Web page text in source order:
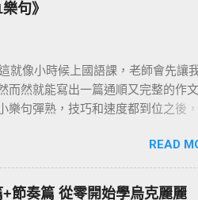
句》
就像小時候上國語課，老師會先讓
而然就能寫出一篇通順又完整的作
樂句彈熟，技巧和速度都到位之後
READ
節奏篇 從零開始學烏克麗麗